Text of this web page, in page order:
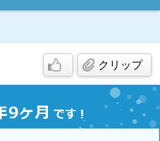
クリップ